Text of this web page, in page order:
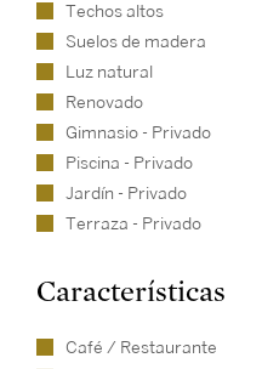
Techos altos
Suelos de madera
Luz natural
Renovado
Gimnasio - Privado
Piscina - Privado
Jardín - Privado
Terraza - Privado
Características
Café / Restaurante